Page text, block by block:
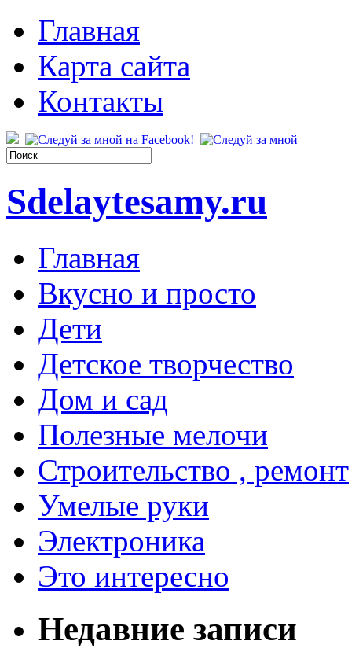
Главная
Карта сайта
Контакты
Sdelaytesamy.ru
Главная
Вкусно и просто
Дети
Детское творчество
Дом и сад
Полезные мелочи
Строительство , ремонт
Умелые руки
Электроника
Это интересно
Недавние записи